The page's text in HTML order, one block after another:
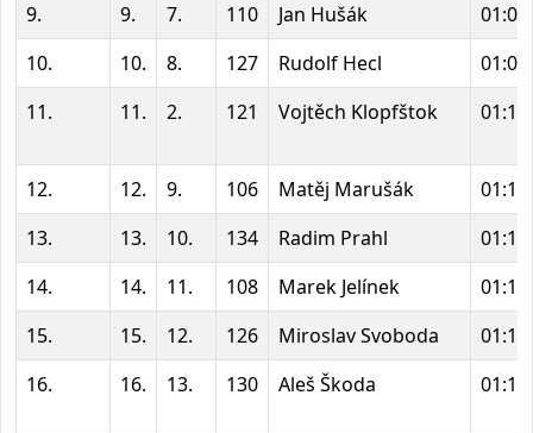
9.
9. 7. 110 Jan Hušák
10.
10. 8. 127 Rudolf Hecl
11.
11. 2. 121 Vojtěch Klopfštok
12. 12. 9. 106 Matěj Marušák
13.
13. 10. 134 Radim Prahl
14.
14. 11. 108 Marek Jelínek
15.
15. 12. 126 Miroslav Svoboda
16.
16. 13. 130 Aleš Škoda